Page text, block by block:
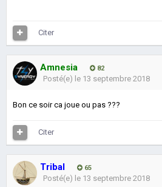
Citer
Amnesia 82
Posté(e) le 13 septembre 2018
Bon ce soir ca joue ou pas ???
Citer
Tribal 65
Posté(e) le 13 septembre 2018